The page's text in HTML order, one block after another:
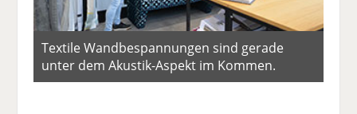
Textile Wandbespannungen sind gerade
unter dem Akustik-Aspekt im Kommen.